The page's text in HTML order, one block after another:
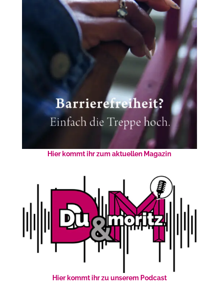
Hier kommt ihr zum aktuellen Magazin
Hier kommt ihr zu unserem Podcast